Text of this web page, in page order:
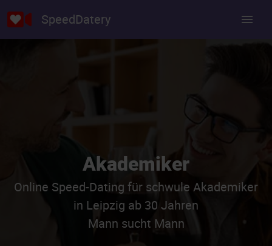
SpeedDatery
Akademiker
Online Speed-Dating für schwule Akademiker
in Leipzig ab 30 Jahren
Mann sucht Mann